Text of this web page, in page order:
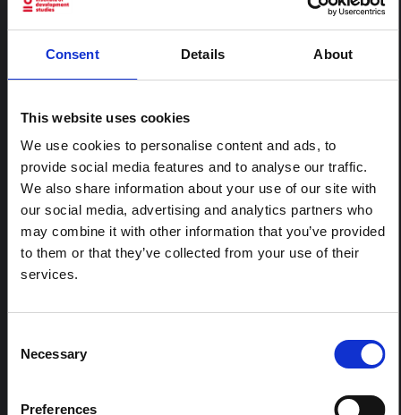
Consent Details About
This website uses cookies
We use cookies to personalise content and ads, to
provide social media features and to analyse our traffic.
We also share information about your use of our site with
our social media, advertising and analytics partners who
may combine it with other information that you’ve provided
to them or that they’ve collected from your use of their
services.
Selection
Necessary
Preferences
ARTICLE
funéraires en Ituri
par des chercheurs en sciences sociales qui fournissent
des informations contextuelles pour la réponse à
l'épidémie d'Ebola à Bundibugyo dans l'Ituri, à l'est de
la RDC. Cette note développe les…
HAL Sciences ouvertes
2026
ARTICLE
Note contextuelle sur l'épidémie
d'Ebola Bundibugyo en Ituri (2026)
l'actualité et les derniers développements de la